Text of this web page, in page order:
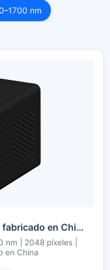
nm
900–1700 nm | InGaAs SWIR fabricado en China | line scan 2048 píxeles | CameraLink Full | refrigerada
nm | 2048 píxeles |
en China